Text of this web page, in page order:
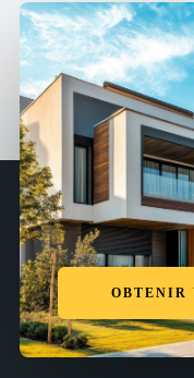
OBTENIR